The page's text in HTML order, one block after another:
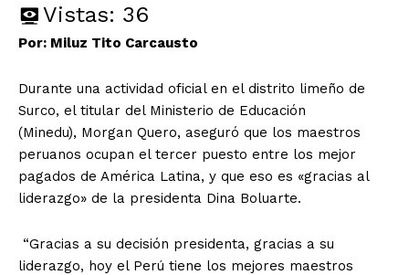
Vistas: 36
Por: Miluz Tito Carcausto
Durante una actividad oficial en el distrito limeño de
Surco, el titular del Ministerio de Educación
(Minedu), Morgan Quero, aseguró que los maestros
peruanos ocupan el tercer puesto entre los mejor
pagados de América Latina, y que eso es «gracias al
liderazgo» de la presidenta Dina Boluarte.
“Gracias a su decisión presidenta, gracias a su
liderazgo, hoy el Perú tiene los mejores maestros